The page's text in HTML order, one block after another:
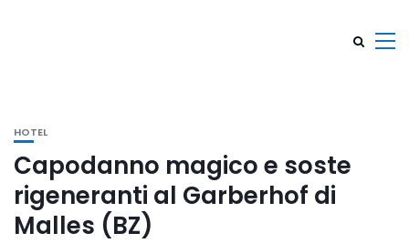
HOTEL
Capodanno magico e soste
rigeneranti al Garberhof di
Malles (BZ)